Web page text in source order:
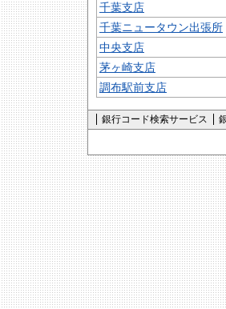
千葉支店
千葉ニュータウン出張所
中央支店
茅ヶ崎支店
調布駅前支店
銀行コード検索サービス